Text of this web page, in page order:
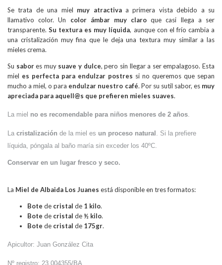
Se trata de una miel muy atractivaa primera vista debido a su
llamativo color. Un color ámbar muy claro que casi llega a ser
transparente.Su textura es muy líquida, aunque con el frío cambia a
una cristalización muy fina que le deja una textura muy similar a las
mieles crema.
Su sabores muy suave y dulce, pero sin llegar a ser empalagoso. Esta
miel es perfecta para endulzar postres si no queremos que sepan
mucho a miel, o para endulzar nuestro café. Por su sutil sabor, es muy
apreciada para aquell@s que prefieren mieles suaves.
La miel no es recomendable para niños menores de 2 años
La cristalización de la miel es un proceso natural . Si la prefiere
líquida, póngala al baño maría sin exceder los 40ºC.
Conservar en un lugar fresco y seco.
La Miel de Albaida Los Juanes está disponible en tres formatos:
Bote de cristal de 1 kilo.
Bote de cristal de ½ kilo.
Bote de cristal de 175gr.
Apicultor: Juan González Cita
Nº registro: 23.004355/BA